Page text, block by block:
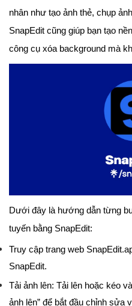
nhân như tạo ảnh thẻ, chụp
SnapEdit cũng giúp bạn tạo
công cụ xóa background mà
Dưới đây là hướng dẫn từng
tuyến bằng SnapEdit:
Truy cập trang web
SnapEdit.
Tải ảnh lên: Tải lên hoặc kéo
ảnh lên” để bắt đầu chỉnh sửa